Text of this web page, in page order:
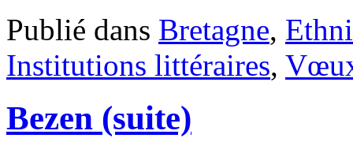
Publié dans Bretagne,
Institutions littéraires,
Bezen (suite)